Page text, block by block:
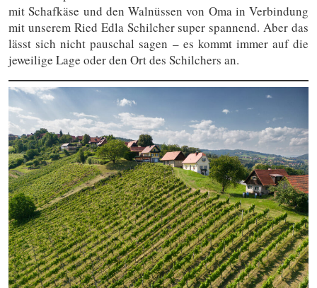
mit Schafkäse und den Walnüssen von Oma in Verbindung
mit unserem Ried Edla Schilcher super spannend. Aber das
lässt sich nicht pauschal sagen – es kommt immer auf die
jeweilige Lage oder den Ort des Schilchers an.